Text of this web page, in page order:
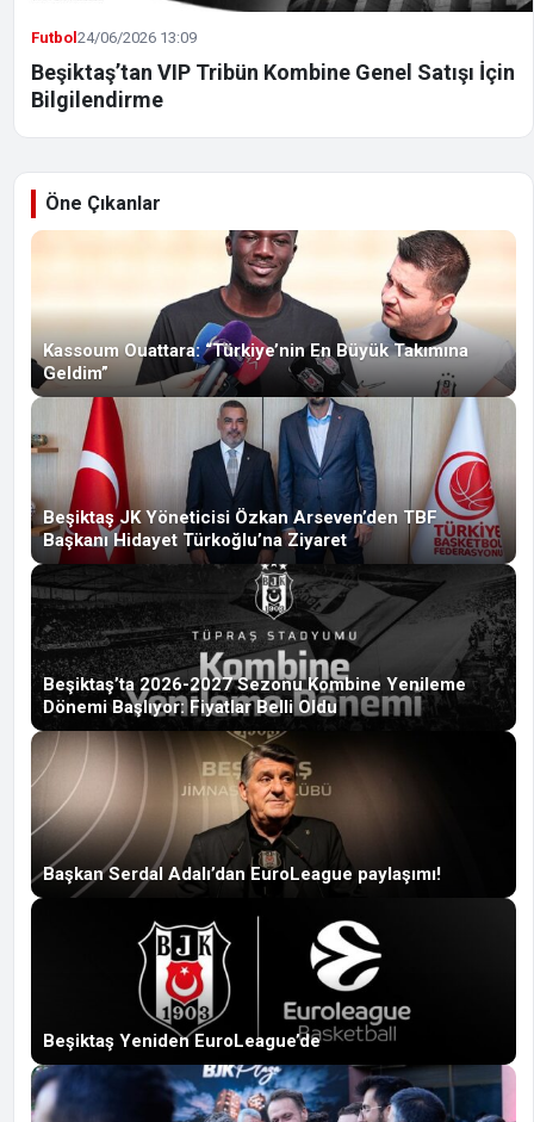
Futbol24/06/2026 13:09
Beşiktaş’tan VIP Tribün Kombine Genel Satışı İçin
Bilgilendirme
Öne Çıkanlar
Kassoum Ouattara: “Türkiye’nin En Büyük Takımına
Geldim”
Beşiktaş JK Yöneticisi Özkan Arseven’den TBF
Başkanı Hidayet Türkoğlu’na Ziyaret
Beşiktaş’ta 2026-2027 Sezonu Kombine Yenileme
Dönemi Başlıyor: Fiyatlar Belli Oldu
Başkan Serdal Adalı’dan EuroLeague paylaşımı!
Beşiktaş Yeniden EuroLeague’de